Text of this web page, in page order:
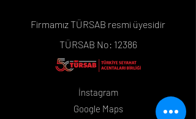
Firmamız TÜRSAB resmi üyesidir
TÜRSAB No: 12386
İnstagram
Google Maps